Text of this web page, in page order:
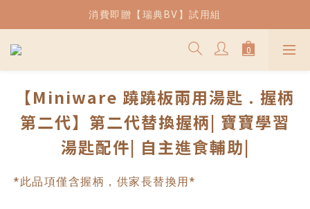
| 熱銷 | 薄片吐司兒童餐椅現貨供應中
消費即贈【瑞典BV】試用組
| 熱銷 | 薄片吐司兒童餐椅現貨供應中
【Miniware 蹺蹺板兩用湯匙 . 握柄
第二代】第二代替換握柄| 寶寶學習
湯匙配件| 自主進食輔助|
*此品項僅含握柄，供家長替換用*